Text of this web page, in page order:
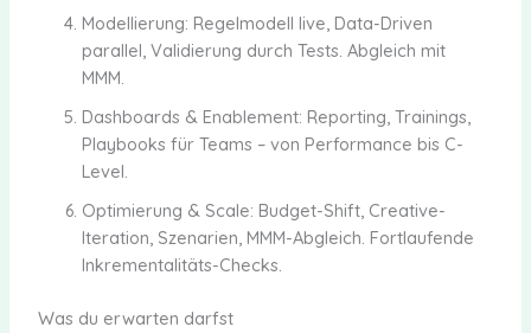
Modellierung: Regelmodell live, Data-Driven
parallel, Validierung durch Tests. Abgleich mit
MMM.
Dashboards & Enablement: Reporting, Trainings,
Playbooks für Teams – von Performance bis C-
Level.
Optimierung & Scale: Budget-Shift, Creative-
Iteration, Szenarien, MMM-Abgleich. Fortlaufende
Inkrementalitäts-Checks.
Was du erwarten darfst